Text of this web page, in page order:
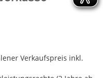
Verkaufspreis inkl.